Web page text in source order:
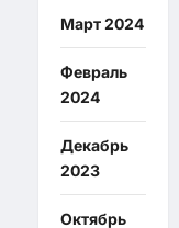
Март 2024
Февраль
2024
Декабрь
2023
Октябрь